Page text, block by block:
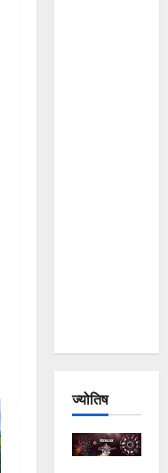
ज्योतिष